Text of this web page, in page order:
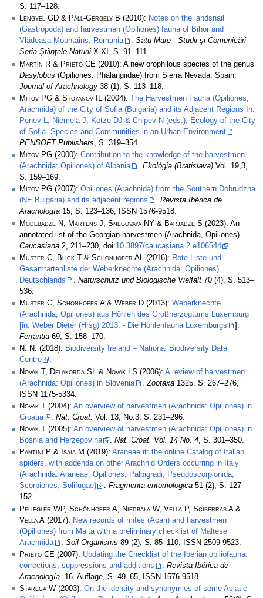
S. 117–128.
Lengyel GD & Páll-Gergely B (2010): Notes on the landsnail
(Gastropoda) and harvestman (Opiliones) fauna of Bihor and
Vlădeasa Mountains, Romania
. Satu Mare - Studii şi Comunicări
Seria Ştiinţele Naturii X-XI, S. 91–111.
Martín R & Prieto CE (2010): A new orophilous species of the genus
Dasylobus (Opiliones: Phalangiidae) from Sierra Nevada, Spain.
Journal of Arachnology 38 (1), S. 113–118.
Mitov PG & Stoyanov IL
(2004): The Harvestmen Fauna (Opiliones,
Arachnida) of the City of Sofia (Bulgaria) and its Adjacent Regions In:
Penev L, Niemelä J, Kotze DJ & Chipev N (eds.), Ecology of the City
of Sofia. Species and Communities in an Urban Environment
PENSOFT Publishers , S. 319–354.
Mitov PG (2000): Contribution to the knowledge of the harvestmen
(Arachnida: Opiliones) of Albania
. Ekológia (Bratislava) Vol. 19,3,
S. 159–169.
Mitov PG (2007): Opiliones (Arachnida) from the Southern Dobrudzha
(NE Bulgaria) and its adjacent regions
. Revista Ibérica de
Aracnología 15, S. 123–136, ISSN 1576-9518.
Modebadze N, Martens J, Snegovaya NY & Barjadze S (2023): An
annotated list of the Georgian harvestmen (Arachnida, Opiliones).
Caucasiana 2, 211–230, doi:10.3897/caucasiana.2.e106544
Muster C, Blick T & Schönhofer AL (2016): Rote Liste und
Gesamtartenliste der Weberknechte (Arachnida: Opiliones)
Deutschlands
. Naturschutz und Biologische Vielfalt 70 (4), S. 513–
536.
Muster C, Schönhofer A & Weber D (2013): Weberknechte
(Arachnida, Opiliones) aus Höhlen des Großherzogtums Luxemburg
[in: Weber Dieter (Hrsg) 2013. - Die Höhlenfauna Luxemburgs
].
Ferrantia 69, S. 158–170.
N. N. (2018): Biodiversity Ireland – National Biodiversity Data
Centre
.
Novak T, Delakorda SL & Novak LS (2006): A review of harvestmen
(Arachnida: Opiliones) in Slovenia
Zootaxa 1325, S. 267–276,
ISSN 1175-5334.
Novak T (2004): An overview of harvestmen (Arachnida: Opiliones) in
Croatia
. Nat. Croat. Vol. 13, No.3, S. 231–296.
Novak T
(2005): An overview of harvestmen (Arachnida: Opiliones) in
Bosnia and Herzegovina
. Nat. Croat. Vol. 14 No. 4, S. 301–350.
Pantini P & Isaia M (2019): Araneae.it: the online Catalog of Italian
spiders, with addenda on other Arachnid Orders occurring in Italy
(Arachnida: Araneae, Opiliones, Palpigradi, Pseudoscorpionida,
Scorpiones, Solifugae)
. Fragmenta entomologica 51 (2), S. 127–
152.
Pfliegler WP, Schönhofer A, Niedbała W, Vella P, Sciberras A &
Vella A (2017): New records of mites (Acari) and harvestmen
(Opiliones) from Malta with a preliminary checklist of Maltese
Arachnida
Soil Organisms 89 (2), S. 85–110, ISSN 2509-9523.
Prieto CE (2007): Updating the Checklist of the Iberian opiliofauna:
corrections, suppressions and additions
. Revista Ibérica de
Aracnología. 16. Auflage, S. 49–65, ISSN 1576-9518.
Staręga W (2003): On the identity and synonymies of some Asiatic